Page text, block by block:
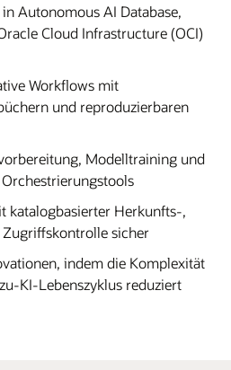
Autonomous AI Database,
Cloud Infrastructure (OCI)
Workflows mit
und reproduzierbaren
Modelltraining und
katalogbasierter Herkunfts-,
sicher
indem die Komplexität
KI-Lebenszyklus reduziert